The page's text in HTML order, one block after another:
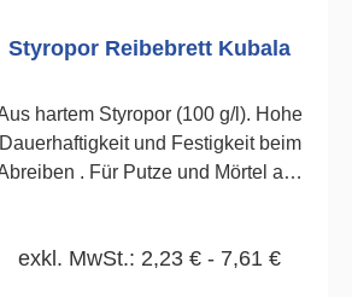
Styropor Reibebrett Kubala
hartem Styropor (100 g/l). Hohe
Dauerhaftigkeit und Festigkeit beim
. Für Putze und Mörtel aus
Strukturieren und Abreiben.140 x
exkl. MwSt.: 2,23 € - 7,61 €